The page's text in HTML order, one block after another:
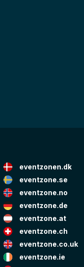
eventzonen.dk
eventzone.se
eventzone.no
eventzone.de
eventzone.at
eventzone.ch
eventzone.co.uk
eventzone.ie